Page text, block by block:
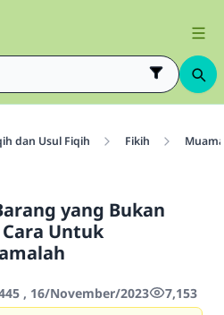
dan Usul Fiqih Fikih
yang Bukan
Untuk
, 16/November/2023
7,153